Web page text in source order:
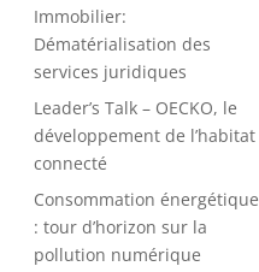
Immobilier:
Dématérialisation des
services juridiques
Leader’s Talk – OECKO, le
développement de l’habitat
connecté
Consommation énergétique
: tour d’horizon sur la
pollution numérique